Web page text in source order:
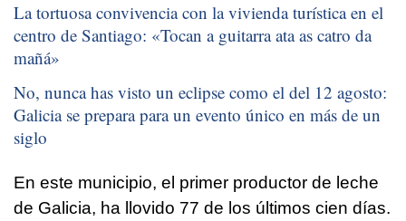
La tortuosa convivencia con la vivienda turística en el
centro de Santiago: «Tocan a guitarra ata as catro da
mañá»
No, nunca has visto un eclipse como el del 12 agosto:
Galicia se prepara para un evento único en más de un
siglo
En este municipio, el primer productor de leche
de Galicia, ha llovido 77 de los últimos cien días.